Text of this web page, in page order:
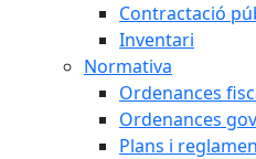
Contractació
Inventari
Normativa
Ordenances
Ordenances
Plans i